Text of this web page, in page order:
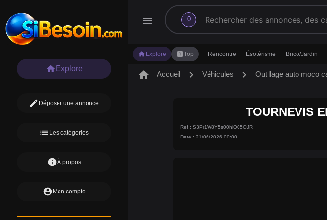
menu 0
search
home Explore looks_oneTop Rencontre Ésotérisme Brico/Jardin
home Explore
edit Déposer une annonce
list Les catégories
infoÀ propos
account_circle Mon compte
home Accueil chevron_right Véhicules chevron_right Outillage auto moco
TOURNEVIS
Ref : S3Pr1W8Y5s00hiO05OJR
Date : 21/06/2026 00:00